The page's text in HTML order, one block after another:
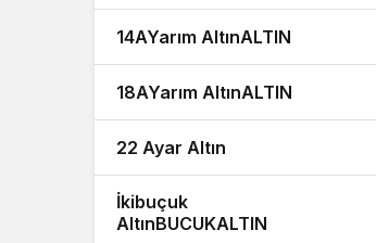
14AYarım AltınALTIN
18AYarım AltınALTIN
22 Ayar Altın
İkibuçuk
AltınBUCUKALTIN